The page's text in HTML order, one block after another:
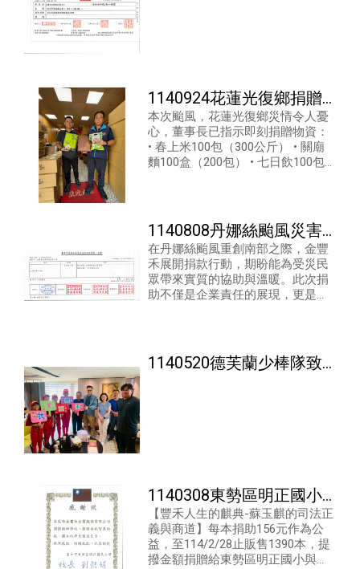
1140924花蓮光復鄉捐贈
物資
本次颱風，花蓮光復鄉災情令人憂
心，董事長已指示即刻捐贈物資：
• 春上米100包（300公斤） • 關廟
麵100盒（200包） • 七日飲100包
1140808丹娜絲颱風災害
捐款
在丹娜絲颱風重創南部之際，金豐
禾展開捐款行動，期盼能為受災民
眾帶來實質的協助與溫暖。此次捐
助不僅是企業責任的展現，更是讓
1140520德芙蘭少棒隊致
1140308東勢區明正國小
與台中兒少之家捐贈
【豐禾人生的麒典-蘇玉麒的司法正
義與商道】每本捐助156元作為公
益，至114/2/28止販售1390本，提
撥金額捐贈給東勢區明正國小與台